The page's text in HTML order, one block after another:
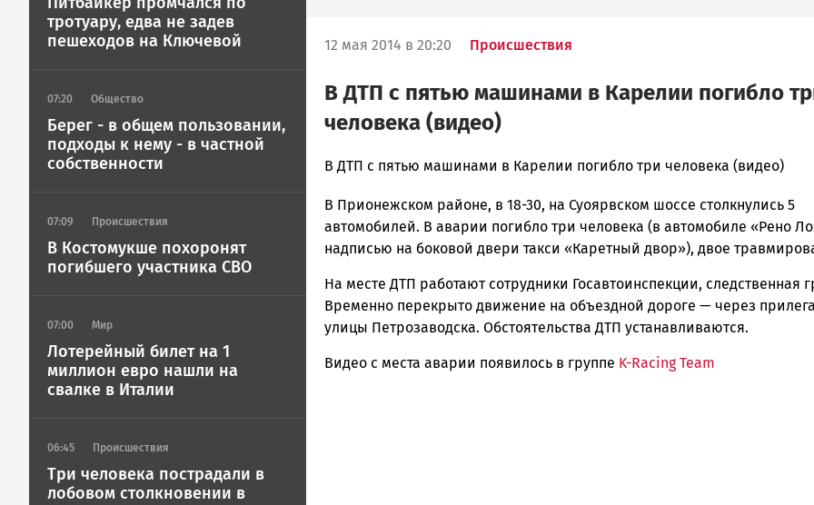
тротуару, едва не задев
пешеходов на Ключевой
07:20 Общество
Берег - в общем пользовании,
подходы к нему - в частной
собственности
07:09 Происшествия
В Костомукше похоронят
погибшего участника СВО
07:00 Мир
Лотерейный билет на 1
миллион евро нашли на
свалке в Италии
06:45 Происшествия
Три человека пострадали в
лобовом столкновении в
12 мая 2014 в 20:20 Происшествия
В ДТП с пятью машинами в Карелии погибло
человека (видео)
admintimur
Петрозаводска
и
Карелии
Петрозаводск
ГОВОРИТ
В ДТП с пятью машинами в Карелии погибло три человека (видео)
В Прионежском районе, в 18-30, на Суоярвском шоссе столкнулись 5
автомобилей. В аварии погибло три человека (в автомобиле «Рено
надписью на боковой двери такси «Каретный двор»), двое
На месте ДТП работают сотрудники Госавтоинспекции, следственная
Временно перекрыто движение на объездной дороге — через
улицы Петрозаводска. Обстоятельства ДТП устанавливаются.
Видео с места аварии появилось в группе K-Racing Team